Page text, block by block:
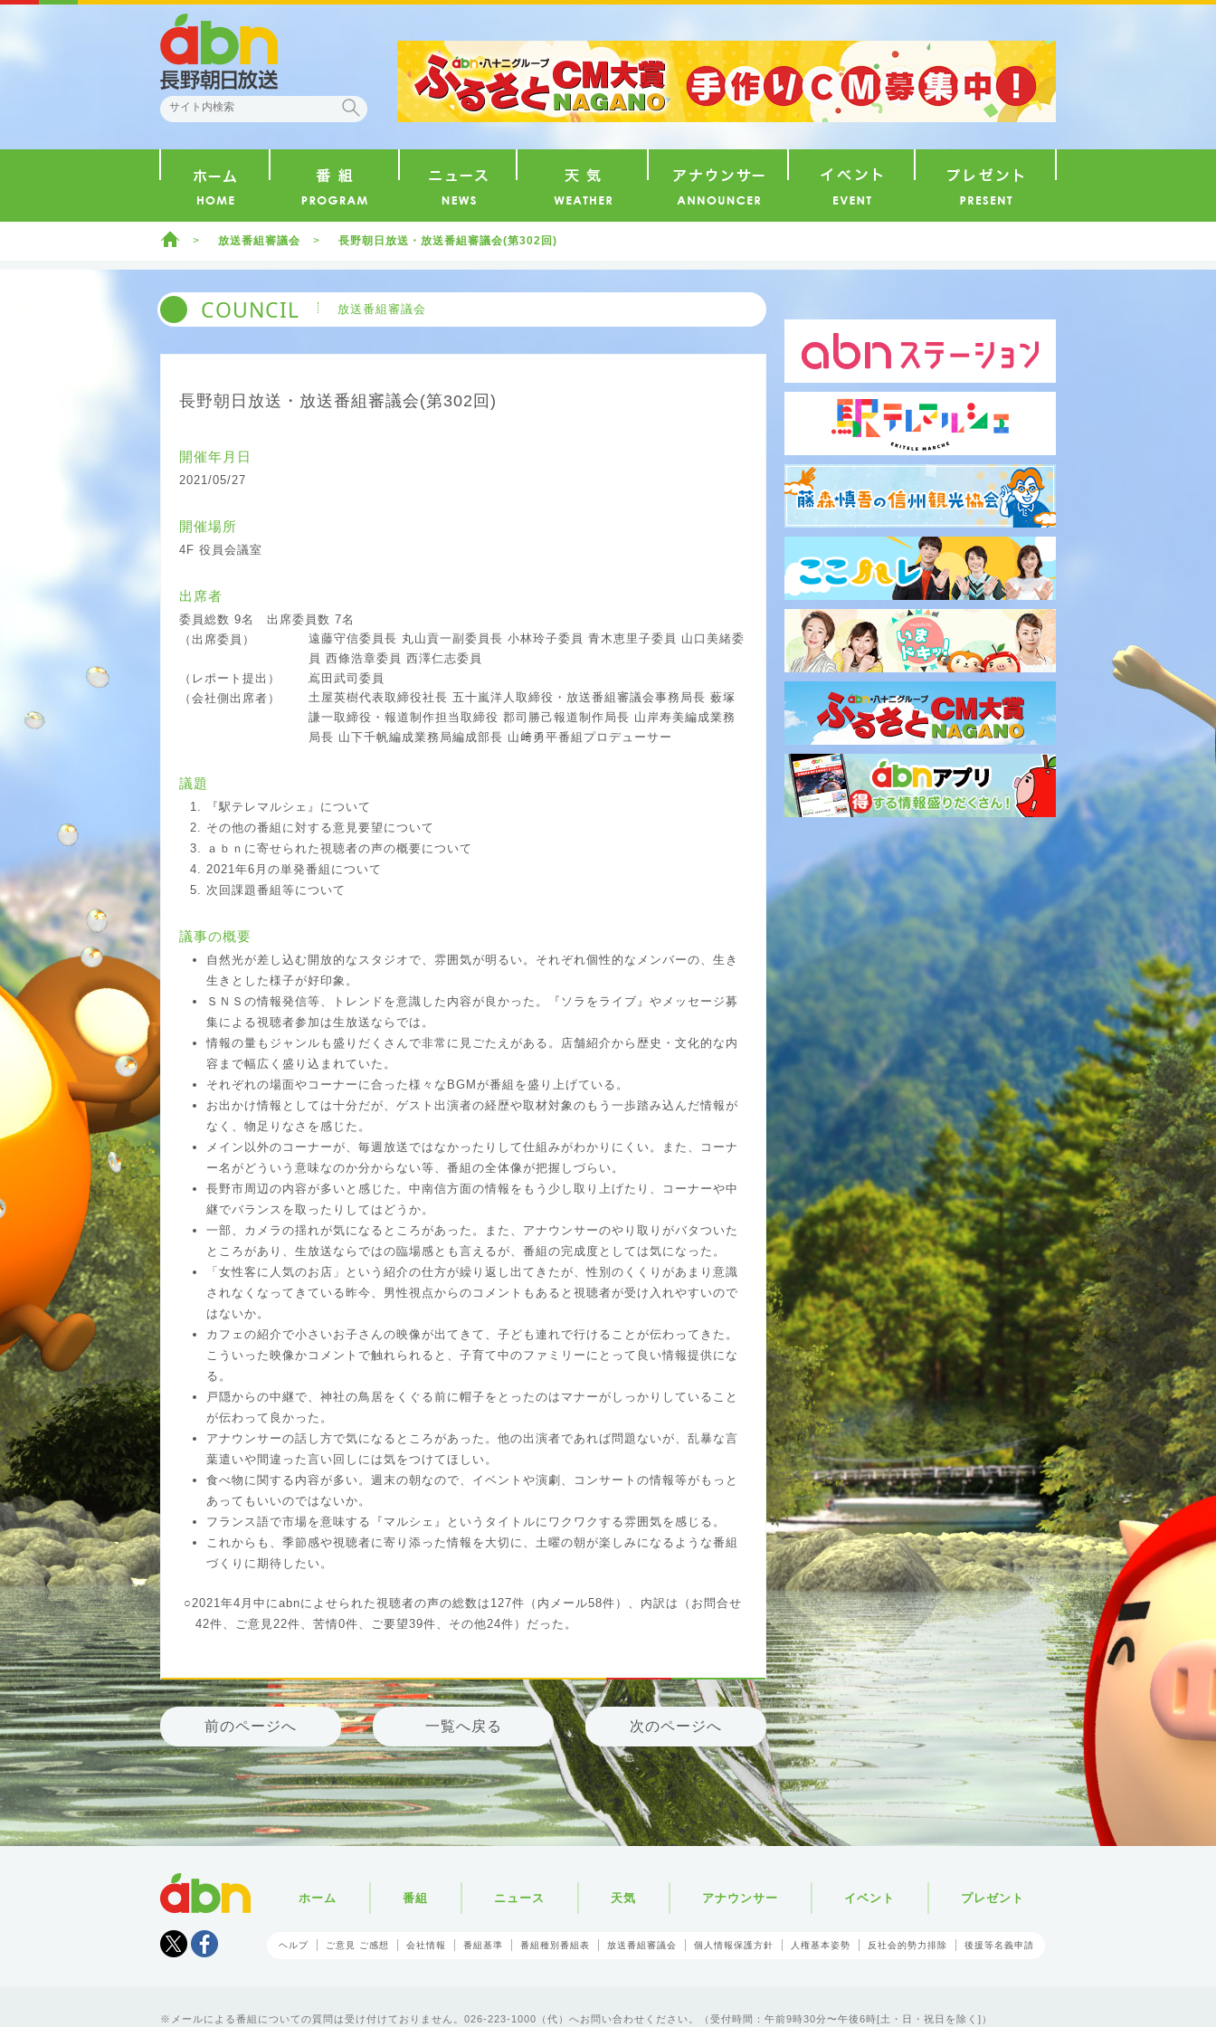
検索
ホーム 放送番組審議会 長野朝日放送・放送番組審議会(第302回)
COUNCIL 放送番組審議会
長野朝日放送・放送番組審議会(第302回)
開催年月日
2021/05/27
開催場所
4F 役員会議室
出席者
委員総数 9名 出席委員数 7名
（出席委員）
遠藤守信委員長 丸山貢一副委員長 小林玲子委員 青木恵里子委員 山口美緒委
員 西條浩章委員 西澤仁志委員
（レポート提出）
嶌田武司委員
（会社側出席者）
土屋英樹代表取締役社長 五十嵐洋人取締役・放送番組審議会事務局長 薮塚
謙一取締役・報道制作担当取締役 郡司勝己報道制作局長 山岸寿美編成業務
局長 山下千帆編成業務局編成部長 山﨑勇平番組プロデューサー
議題
『駅テレマルシェ』について
その他の番組に対する意見要望について
ａｂｎに寄せられた視聴者の声の概要について
2021年6月の単発番組について
次回課題番組等について
議事の概要
自然光が差し込む開放的なスタジオで、雰囲気が明るい。それぞれ個性的なメンバーの、生き
生きとした様子が好印象。
ＳＮＳの情報発信等、トレンドを意識した内容が良かった。『ソラをライブ』やメッセージ募
集による視聴者参加は生放送ならでは。
情報の量もジャンルも盛りだくさんで非常に見ごたえがある。店舗紹介から歴史・文化的な内
容まで幅広く盛り込まれていた。
それぞれの場面やコーナーに合った様々なBGMが番組を盛り上げている。
お出かけ情報としては十分だが、ゲスト出演者の経歴や取材対象のもう一歩踏み込んだ情報が
なく、物足りなさを感じた。
メイン以外のコーナーが、毎週放送ではなかったりして仕組みがわかりにくい。また、コーナ
ー名がどういう意味なのか分からない等、番組の全体像が把握しづらい。
長野市周辺の内容が多いと感じた。中南信方面の情報をもう少し取り上げたり、コーナーや中
継でバランスを取ったりしてはどうか。
一部、カメラの揺れが気になるところがあった。また、アナウンサーのやり取りがバタついた
ところがあり、生放送ならではの臨場感とも言えるが、番組の完成度としては気になった。
「女性客に人気のお店」という紹介の仕方が繰り返し出てきたが、性別のくくりがあまり意識
されなくなってきている昨今、男性視点からのコメントもあると視聴者が受け入れやすいので
はないか。
カフェの紹介で小さいお子さんの映像が出てきて、子ども連れで行けることが伝わってきた。
こういった映像かコメントで触れられると、子育て中のファミリーにとって良い情報提供にな
る。
戸隠からの中継で、神社の鳥居をくぐる前に帽子をとったのはマナーがしっかりしていること
が伝わって良かった。
アナウンサーの話し方で気になるところがあった。他の出演者であれば問題ないが、乱暴な言
葉遣いや間違った言い回しには気をつけてほしい。
食べ物に関する内容が多い。週末の朝なので、イベントや演劇、コンサートの情報等がもっと
あってもいいのではないか。
フランス語で市場を意味する『マルシェ』というタイトルにワクワクする雰囲気を感じる。
これからも、季節感や視聴者に寄り添った情報を大切に、土曜の朝が楽しみになるような番組
づくりに期待したい。
○2021年4月中にabnによせられた視聴者の声の総数は127件（内メール58件）、内訳は（お問合せ
42件、ご意見22件、苦情0件、ご要望39件、その他24件）だった。
前のページへ 一覧へ戻る 次のページへ
Tweet
ホーム 番組 ニュース 天気 アナウンサー イベント プレゼント
ヘルプ ご意見 ご感想 会社情報 番組基準 番組種別番組表 放送番組審議会 個人情報保護方針 人権基本姿勢 反社会的勢力排除 後援等名義申請
メールによる番組についての質問は受け付けておりません。026-223-1000（代）へお問い合わせください。（受付時間：午前9時30分〜午後6時[土・日・祝日を除く]）